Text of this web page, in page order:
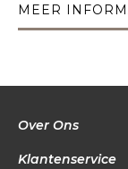
MEER
Over Ons
Klantenservice